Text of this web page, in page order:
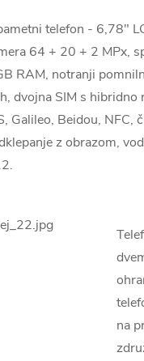
telefon - 6,78"
64 + 20 + 2 MPx,
RAM, notranji
dvojna SIM s hibridno
Galileo, Beidou, NFC,
z obrazom,
na